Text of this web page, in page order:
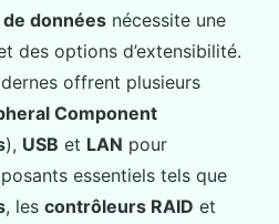
données nécessite une
des options d’extensibilité.
offrent plusieurs
Component
), USB et LAN pour
essentiels tels que
, les contrôleurs RAID et